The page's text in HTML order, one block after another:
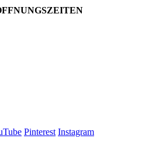
Pinterest Instagram